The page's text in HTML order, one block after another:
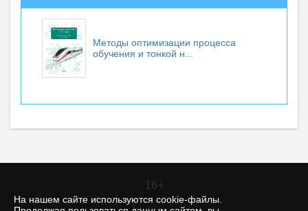
На нашем сайте используются cookie-файлы.
Методы оптимизации процесса
обучения и тонкой н...
16+